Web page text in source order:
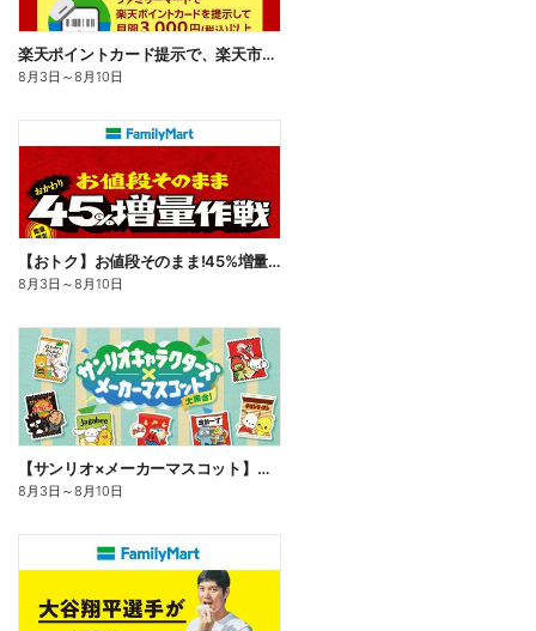
楽天ポイントカード提示で、楽天市場でのお買い物がおトクに!
8月3日 ～8月10日
【おトク】お値段そのまま!45%増量作戦!
8月3日 ～8月10日
【サンリオ×メーカーマスコット】オリジナルグッズ貰える!
8月3日 ～8月10日